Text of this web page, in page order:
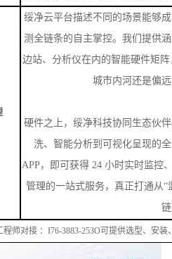
绥净云平台描述不同的场景能够
测全链条的自主掌控。我们提供
边站、分析仪在内的智能硬件矩
城市内河还是偏
硬件之上，绥净科技协同生态伙
洗、智能分析到可视化呈现的
APP，即可获得 24 小时实时监控
管理的一站式服务，真正打通从“
程师对接 ：I76-3883-253O可提供选型、安装